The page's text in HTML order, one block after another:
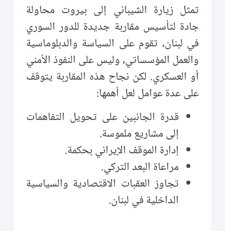
تمثل زيارة الشيباني إلى بيروت محاولة
جادة لتأسيس مقاربة جديدة للدور السوري
في لبنان، تقوم على السياسة والدبلوماسية
والعمل المؤسساتي، وليس على النفوذ الأمني
أو العسكري. لكن نجاح هذه المقاربة يتوقف
على عدة عوامل لعل أهمها:
قدرة الجانبين على تحويل التفاهمات
إلى مشاريع ملموسة.
إدارة الموقف الإيراني بحكمة.
مراعاة البعد التركي.
تجاوز العقبات الاقتصادية والسياسية
الداخلية في لبنان.